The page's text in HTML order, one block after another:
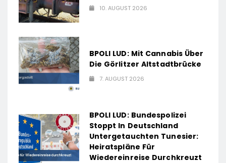
10. AUGUST 2026
BPOLI LUD: Mit Cannabis Über
Die Görlitzer Altstadtbrücke
7. AUGUST 2026
BPOLI LUD: Bundespolizei
Stoppt In Deutschland
Untergetauchten Tunesier:
Heiratspläne Für
Wiedereinreise Durchkreuzt